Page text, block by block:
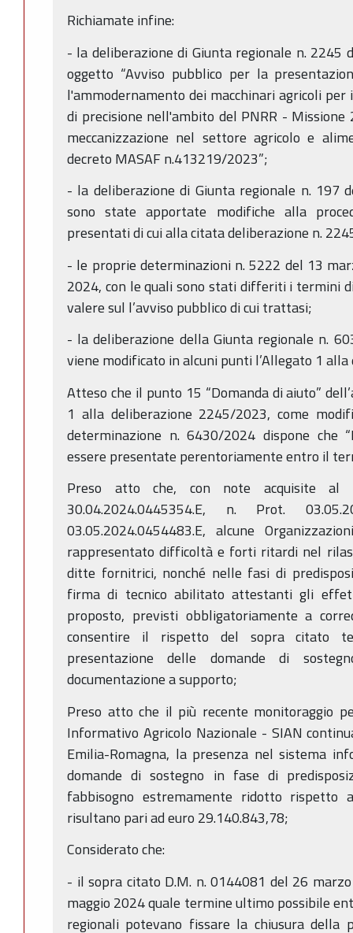
Richiamate infine:
- la deliberazione di Giunta regionale n. 2245
oggetto “Avviso pubblico per la
l'ammodernamento dei macchinari agricoli
di precisione nell'ambito del PNRR -
meccanizzazione nel settore agricolo e
decreto MASAF n.413219/2023”;
- la deliberazione di Giunta regionale n. 197
sono state apportate modifiche alla
presentati di cui alla citata deliberazione n.
- le proprie determinazioni n. 5222 del 13
2024, con le quali sono stati differiti i termini
valere sul l’avviso pubblico di cui trattasi;
- la deliberazione della Giunta regionale n.
viene modificato in alcuni punti l’Allegato 1
Atteso che il punto 15 “Domanda di aiuto”
1 alla deliberazione 2245/2023, come
determinazione n. 6430/2024 dispone che
essere presentate perentoriamente entro il
Preso atto che, con note acquisite al
30.04.2024.0445354.E, n. Prot.
03.05.2024.0454483.E, alcune
rappresentato difficoltà e forti ritardi nel
ditte fornitrici, nonché nelle fasi di
firma di tecnico abilitato attestanti gli
proposto, previsti obbligatoriamente a
consentire il rispetto del sopra citato
presentazione delle domande di
documentazione a supporto;
Preso atto che il più recente monitoraggio
Informativo Agricolo Nazionale - SIAN
Emilia-Romagna, la presenza nel sistema
domande di sostegno in fase di
fabbisogno estremamente ridotto rispetto
risultano pari ad euro 29.140.843,78;
Considerato che:
- il sopra citato D.M. n. 0144081 del 26
maggio 2024 quale termine ultimo possibile
regionali potevano fissare la chiusura della